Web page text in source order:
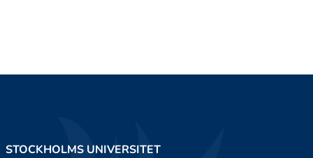
STOCKHOLMS UNIVERSITET